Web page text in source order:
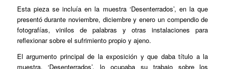
Esta pieza se incluía en la muestra ‘Desenterrados’, en la que
presentó durante noviembre, diciembre y enero un compendio de
fotografías, vinilos de palabras y otras instalaciones para
reflexionar sobre el sufrimiento propio y ajeno.
El argumento principal de la exposición y que daba título a la
muestra, ‘Desenterrados’, lo ocupaba su trabajo sobre los